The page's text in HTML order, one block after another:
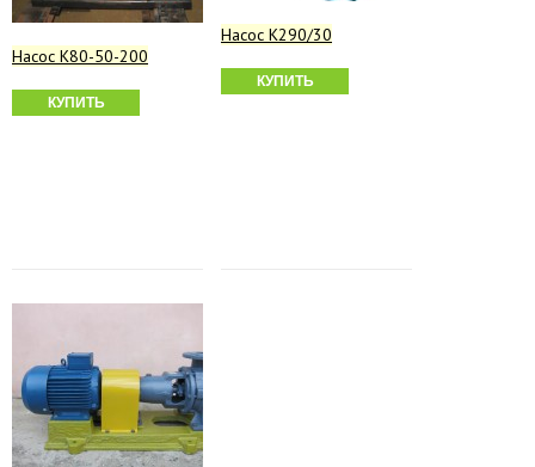
Насос К80-50-200
КУПИТЬ
Насос К290/30
КУПИТЬ